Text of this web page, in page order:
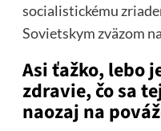
socialistickému
Sovietskym zväzom
Asi ťažko, lebo
zdravie, čo sa
naozaj na